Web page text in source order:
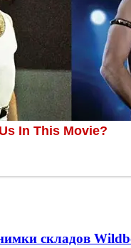
складов